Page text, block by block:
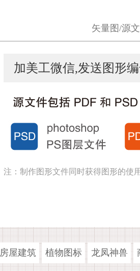
矢量图/源
加美工微信,发送图形
注：制作图形文件同时获得图形的使
房屋建筑 植物图标 龙凤神兽